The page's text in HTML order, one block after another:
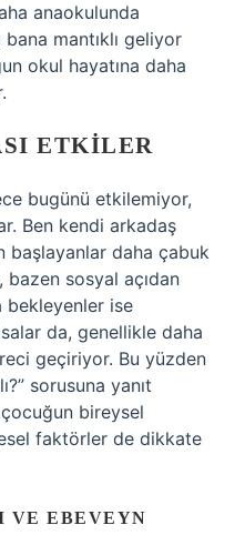
anaokulunda
mantıklı geliyor
okul hayatına daha
ETKILER
bugünü etkilemiyor,
Ben kendi arkadaş
başlayanlar daha çabuk
sosyal açıdan
bekleyenler ise
da, genellikle daha
geçiriyor. Bu yüzden
sorusuna yanıt
bireysel
faktörler de dikkate
VE EBEVEYN